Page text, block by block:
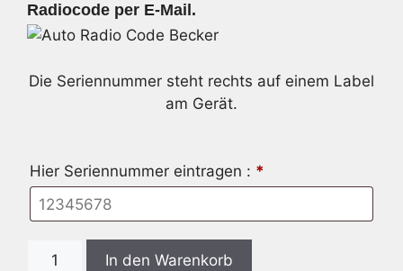
Radiocode per E-Mail.
Die Seriennummer steht rechts auf einem Label
am Gerät.
Hier Seriennummer eintragen : *
Radio
In den Warenkorb